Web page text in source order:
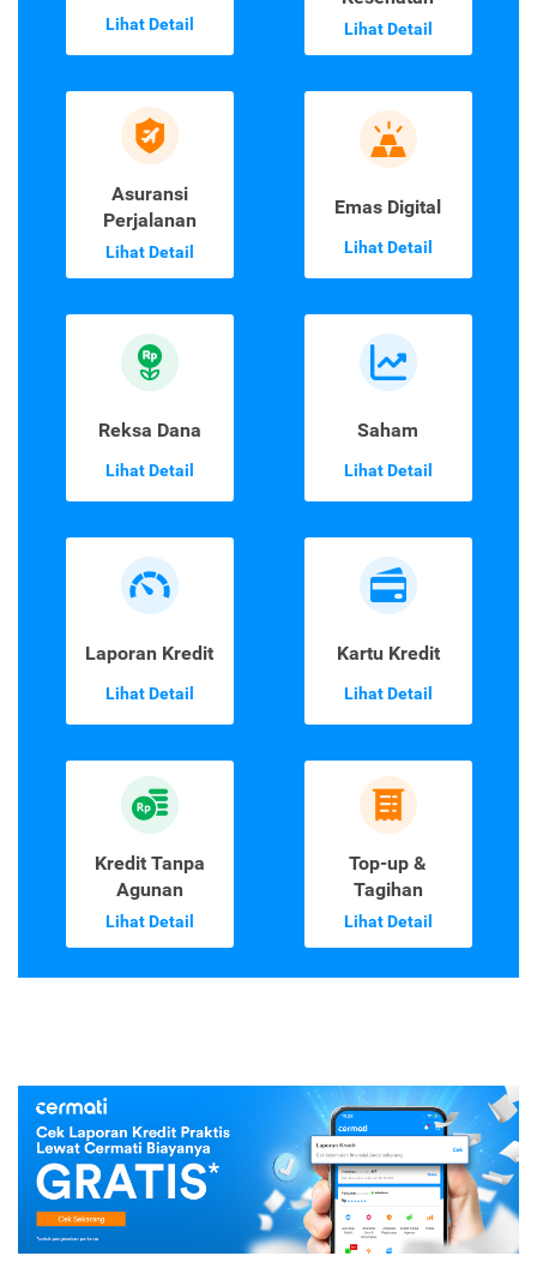
Lihat Detail Lihat Detail
Asuransi
Perjalanan
Lihat Detail
Emas Digital
Lihat Detail
Reksa Dana
Lihat Detail
Saham
Lihat Detail
Laporan Kredit
Lihat Detail
Kartu Kredit
Lihat Detail
Kredit Tanpa
Agunan
Lihat Detail
Top-up &
Tagihan
Lihat Detail